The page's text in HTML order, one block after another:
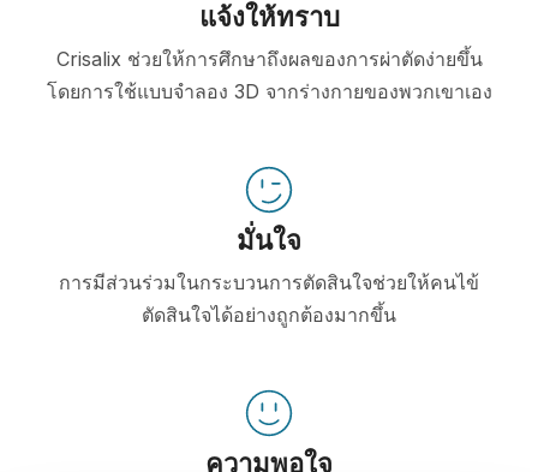
แจ้งให้ทราบ
Crisalix ช่วยให้การศึกษาถึงผลของการผ่าตัดง่ายขึ้น
โดยการใช้แบบจำลอง 3D จากร่างกายของพวกเขาเอง
มั่นใจ
การมีส่วนร่วมในกระบวนการตัดสินใจช่วยให้คนไข้
ตัดสินใจได้อย่างถูกต้องมากขึ้น
ความพอใจ